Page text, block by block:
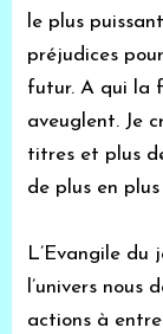
le plus
préjudices
futur. A qui la
aveuglent. Je
titres et plus
de plus en
L’Evangile du
l’univers nous
actions à